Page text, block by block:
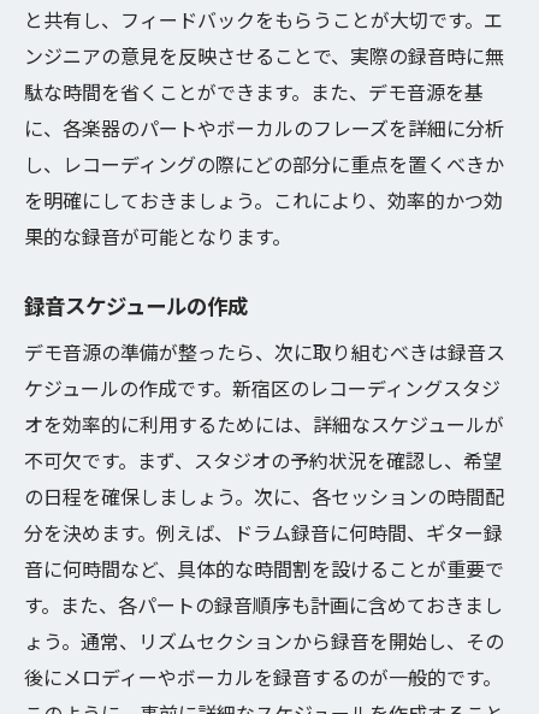
と共有し、フィードバックをもらうことが大切です。エ
ンジニアの意見を反映させることで、実際の録音時に無
駄な時間を省くことができます。また、デモ音源を基
に、各楽器のパートやボーカルのフレーズを詳細に分析
し、レコーディングの際にどの部分に重点を置くべきか
を明確にしておきましょう。これにより、効率的かつ効
果的な録音が可能となります。
録音スケジュールの作成
デモ音源の準備が整ったら、次に取り組むべきは録音ス
ケジュールの作成です。新宿区のレコーディングスタジ
オを効率的に利用するためには、詳細なスケジュールが
不可欠です。まず、スタジオの予約状況を確認し、希望
の日程を確保しましょう。次に、各セッションの時間配
分を決めます。例えば、ドラム録音に何時間、ギター録
音に何時間など、具体的な時間割を設けることが重要で
す。また、各パートの録音順序も計画に含めておきまし
ょう。通常、リズムセクションから録音を開始し、その
後にメロディーやボーカルを録音するのが一般的です。